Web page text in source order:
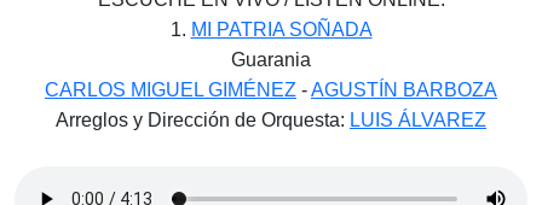
1. MI PATRIA SOÑADA
Guarania
CARLOS MIGUEL GIMÉNEZ -AGUSTÍN BARBOZA
Arreglos y Dirección de Orquesta: LUIS ÁLVAREZ